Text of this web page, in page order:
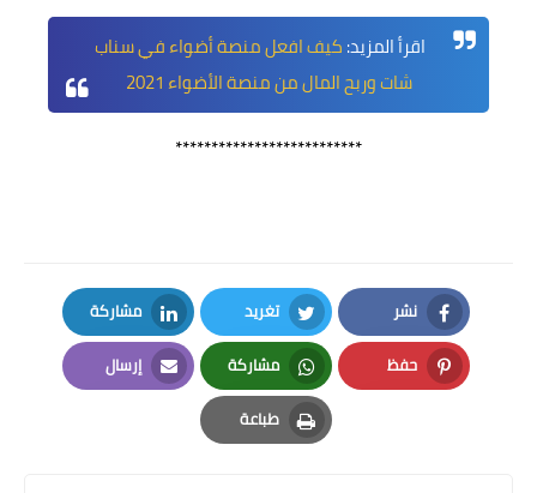
اقرأ المزيد:كيف افعل منصة أضواء في سناب
شات وربح المال من منصة الأضواء 2021
**************************
نشر
Facebook
تغريد
Twitter
مشاركة
LinkedIn
حفظ
Pinterest
مشاركة
Whatsapp
إرسال
Email
طباعة
Print